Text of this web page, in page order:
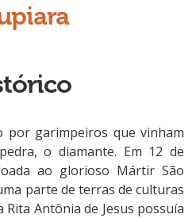
por garimpeiros que vinham
o diamante. Em 12 de
ao glorioso Mártir São
parte de terras de culturas
Rita Antônia de Jesus possuía